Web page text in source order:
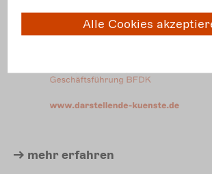
mehr erfahren
Alle Cookies